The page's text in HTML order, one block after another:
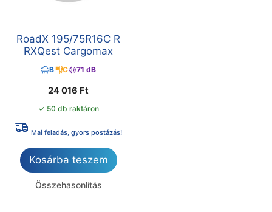
RoadX 195/75R16C R
RXQest Cargomax
B C 71 dB
24 016 Ft
✓ 50 db raktáron
Mai feladás, gyors postázás!
Kosárba teszem
Összehasonlítás